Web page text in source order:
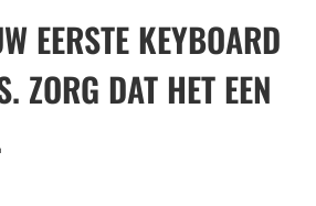
EERSTE KEYBOARD
ZORG DAT HET EEN